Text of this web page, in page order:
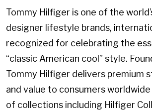
Tommy Hilfiger is one of the
designer lifestyle brands,
recognized for celebrating the
“classic American cool” style.
Tommy Hilfiger delivers premium
and value to consumers
of collections including Hilfiger